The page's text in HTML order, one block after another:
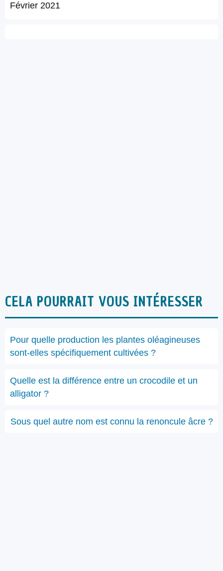
Février 2021
CELA POURRAIT VOUS INTÉRESSER
Pour quelle production les plantes oléagineuses
sont-elles spécifiquement cultivées ?
Quelle est la différence entre un crocodile et un
alligator ?
Sous quel autre nom est connu la renoncule âcre ?